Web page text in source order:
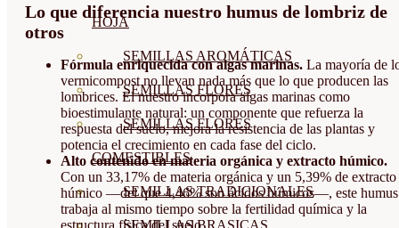
HOJA
SEMILLAS AROMÁTICAS
SEMILLAS FLORES
SEMILLAS FLORES
COMESTIBLES
SEMILLAS TRADICIONALES
SEMILLAS BRASICAS
Lo que diferencia nuestro humus de lombriz de
otros
Fórmula enriquecida con algas marinas. La mayoría de
vermicompost no llevan nada más que lo que producen las
lombrices. El nuestro incorpora algas marinas como
bioestimulante natural: un componente que refuerza la
respuesta del suelo, mejora la resistencia de las plantas y
potencia el crecimiento en cada fase del ciclo.
Alto contenido en materia orgánica y extracto húmico.
Con un 33,17% de materia orgánica y un 5,39% de extracto
húmico —del que 4,46% son ácidos húmicos—, este humus
trabaja al mismo tiempo sobre la fertilidad química y la